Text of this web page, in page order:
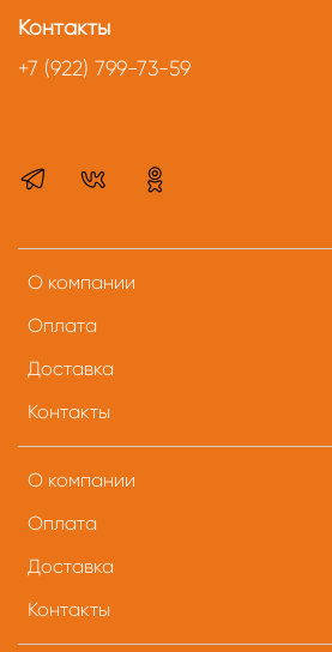
О компании
Оплата
Доставка
Контакты
О компании
Оплата
Доставка
Контакты
Контакты
+7 (922) 799-73-59